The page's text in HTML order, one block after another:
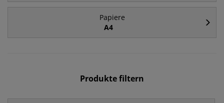
Papiere
A4
Produkte filtern